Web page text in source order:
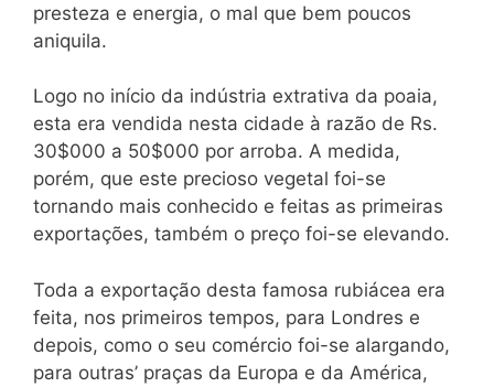
presteza e energia, o mal que bem poucos
aniquila.
Logo no início da indústria extrativa da poaia,
esta era vendida nesta cidade à razão de Rs.
30$000 a 50$000 por arroba. A medida,
porém, que este precioso vegetal foi-se
tornando mais conhecido e feitas as primeiras
exportações, também o preço foi-se elevando.
Toda a exportação desta famosa rubiácea era
feita, nos primeiros tempos, para Londres e
depois, como o seu comércio foi-se alargando,
para outras’ praças da Europa e da América,